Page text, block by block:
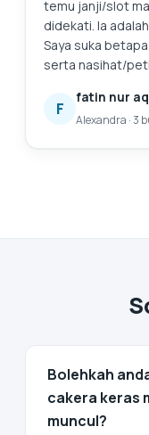
temu janji/slot
didekati. Ia
Saya suka
serta nasihat/
perkhidmatan
riba saya, dan
F
fatin nur
Alexandra ·3
Bolehkah
cakera keras
muncul?